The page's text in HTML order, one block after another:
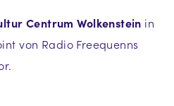
Centrum Wolkenstein in
von Radio Freequenns